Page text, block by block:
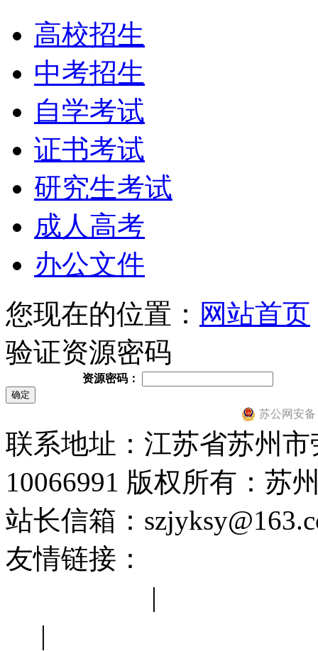
高校招生
中考招生
自学考试
证书考试
研究生考试
成人高考
办公文件
您现在的位置： 网站首页
验证资源密码
资源密码：
苏公网安备
联系地址：江苏省苏州
10066991 版权所有：苏
站长信箱：
友情链接：
|
|